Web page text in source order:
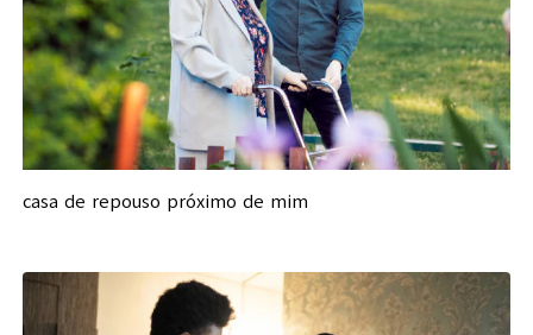
casa de repouso próximo de mim